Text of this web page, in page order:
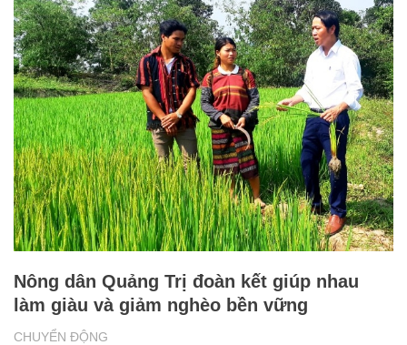
CHUYỂN ĐỘNG
Nông dân Quảng Trị đoàn kết giúp nhau
làm giàu và giảm nghèo bền vững